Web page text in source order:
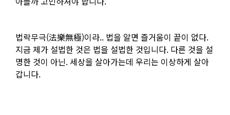
법락무극(法樂無極)이라.. 법을 알면 즐거움이 끝이 없다.
지금 제가 설법한 것은 법을 설법한 것입니다. 다른 것을 설
명한 것이 아닌. 세상을 살아가는데 우리는 이상하게 살아
갑니다.